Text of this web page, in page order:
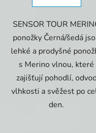
SENSOR TOUR
ponožky Černá/šedá
lehké a prodyšné
s Merino vlnou, které
zajišťují pohodlí, odvod
vlhkosti a svěžest po
den.